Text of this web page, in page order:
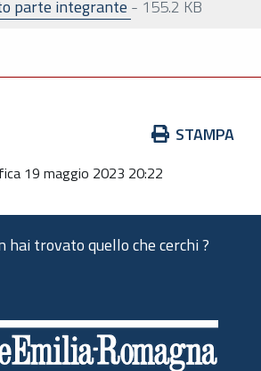
parte integrante - 155.2 KB
STAMPA
19 maggio 2023 20:22
hai trovato quello che cerchi ?